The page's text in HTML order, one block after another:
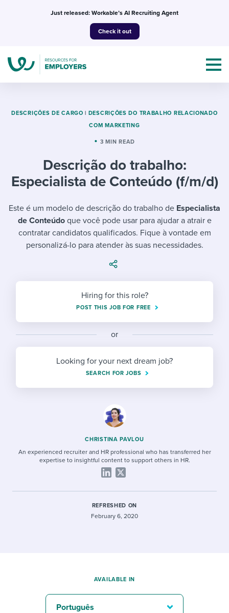
Just released: Workable’s AI Recruiting Agent
Check it out
Topics
Mobilizing AI in my work
Evaluating candidates
Working together with others
Maintaining hiring pipelines
Developing & retaining people
Ensuring compliance
Finding and attracting people
Establishing an employer brand
Candidate/employee experiences
Templates & Guides
I WANT...
Job description templates
Policy templates
Onboarding checklists
Step-by-step tutorials
Free ebooks & reports
HR terms
I’m a jobseeker
I WANT TO LEARN ABOUT...
Pay & benefits
Career development
Modern working life
Overall career resources
Attend webinars & events
Workable customer stories
Explore Workable
Request a demo
Start a free trial
DESCRIÇÕES DE CARGO | DESCRIÇÕES DO TRABALHO RELACIONADO
COM MARKETING
3 MIN READ
Descrição do trabalho:
Especialista de Conteúdo (f/m/d)
Este é um modelo de descrição do trabalho de Especialista
de Conteúdoque você pode usar para ajudar a atrair e
contratar candidatos qualificados. Fique à vontade em
personalizá-lo para atender às suas necessidades.
Hiring for this role?
POST THIS JOB FOR FREE
or
Looking for your next dream job?
SEARCH FOR JOBS
CHRISTINA PAVLOU
An experienced recruiter and HR professional who has transferred her
expertise to insightful content to support others in HR.
REFRESHED ON
February 6, 2020
AVAILABLE IN
Português